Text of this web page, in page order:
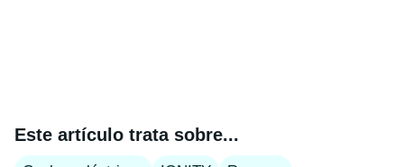
Este artículo trata sobre...